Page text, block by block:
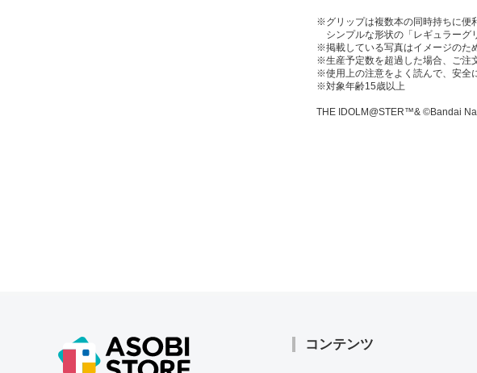
※グリップは複数本の同時持ちに便
シンプルな形状の「レギュラーグ
※掲載している写真はイメージのた
※生産予定数を超過した場合、ご注
※使用上の注意をよく読んで、安全
※対象年齢15歳以上
THE IDOLM@STER™& ©Bandai
コンテンツ